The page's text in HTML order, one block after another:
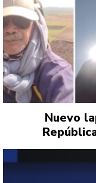
Nuevo